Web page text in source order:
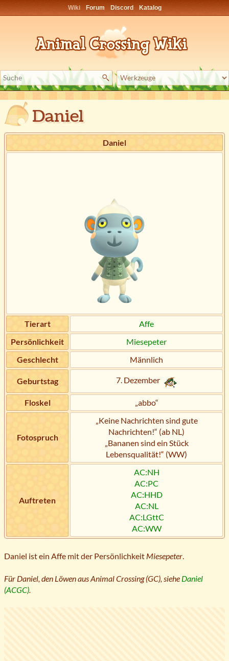
Wiki Forum Discord Katalog
Daniel
Daniel
Tierart
Affe
Persönlichkeit
Miesepeter
Geschlecht
Männlich
Geburtstag 7. Dezember
Floskel „abbo“
Fotospruch
„Keine Nachrichten sind gute
Nachrichten!“ (ab NL)
„Bananen sind ein Stück
Lebensqualität!“ (WW)
Auftreten
AC:NH
AC:PC
AC:HHD
AC:NL
AC:LGttC
AC:WW
Daniel ist ein Affe mit der Persönlichkeit Miesepeter
Für Daniel, den Löwen aus Animal Crossing (GC), siehe Daniel
(ACGC).